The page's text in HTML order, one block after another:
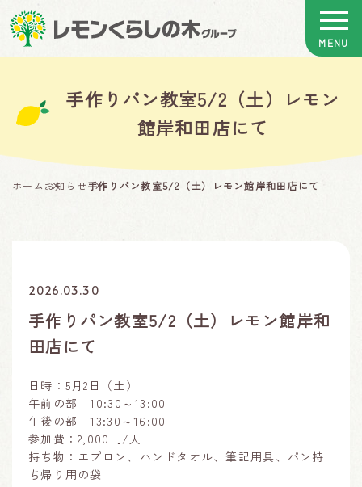
手作りパン教室5/2（土）レモン
館岸和田店にて
ホーム お知らせ手作りパン教室5/2（土）レモン館岸和田店にて
2026.03.30
手作りパン教室5/2（土）レモン館岸和
田店にて
日時：5月2日（土）
午前の部 10:30～13:00
午後の部 13:30～16:00
参加費：2,000円/人
持ち物：エプロン、ハンドタオル、筆記用具、パン持
ち帰り用の袋